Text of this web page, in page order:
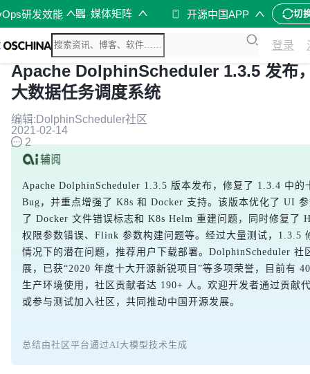
研发效能 媒体矩阵 开源中国APP 切
登录
Apache DolphinScheduler 1.3.5 发布
大数据任务调度系统
编辑:DolphinScheduler社区
2021-02-14
2
Apache DolphinScheduler 1.3.5 版本发布，修复了 1.3.4 中的
Bug，并重点增强了 K8s 和 Docker 支持。该版本优化了 UI
了 Docker 文件错误标志和 K8s Helm 重建问题，同时修复了
权限参数错误、Flink 参数构建问题等。经过大量测试，1.3.5
情况下的潜在问题，推荐用户下载部署。DolphinScheduler 社
展，已获“2020 年度十大开源新锐项目”等多项荣誉，目前有
生产环境使用，社区贡献者达 190+ 人。欢迎开发者通过贡献
或参与测试加入社区，共同推动中国开源发展。
总结由社区平台通过AI大模型技术生成